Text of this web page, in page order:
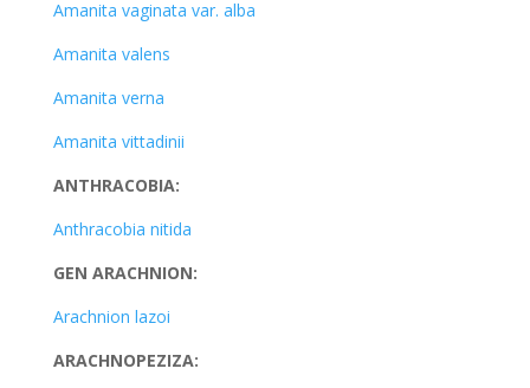
Amanita vaginata var. alba
Amanita valens
Amanita verna
Amanita vittadinii
ANTHRACOBIA:
Anthracobia nitida
GEN ARACHNION:
Arachnion lazoi
ARACHNOPEZIZA: